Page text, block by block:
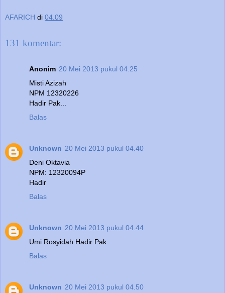
AFARICH di 04.09
131 komentar:
Anonim 20 Mei 2013 pukul 04.25
Misti Azizah
NPM 12320226
Hadir Pak...
Balas
Unknown 20 Mei 2013 pukul 04.40
Deni Oktavia
NPM: 12320094P
Hadir
Balas
Unknown 20 Mei 2013 pukul 04.44
Umi Rosyidah Hadir Pak.
Balas
Unknown 20 Mei 2013 pukul 04.50